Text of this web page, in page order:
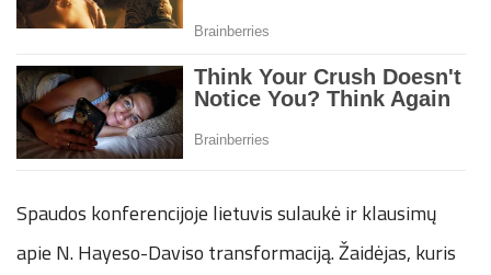
Spaudos konferencijoje lietuvis sulaukė ir klausimų
apie N. Hayeso-Daviso transformaciją. Žaidėjas, kuris